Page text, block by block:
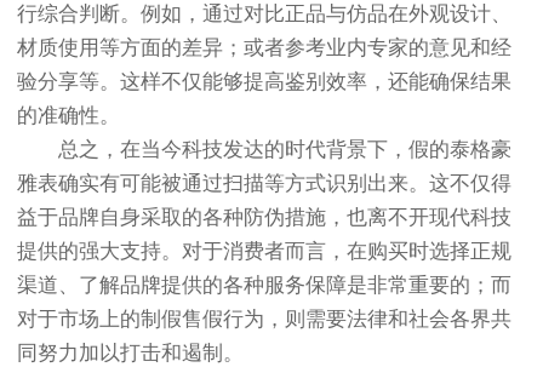
行综合判断。例如，通过对比正品与仿品在外观设计、
材质使用等方面的差异；或者参考业内专家的意见和经
验分享等。这样不仅能够提高鉴别效率，还能确保结果
的准确性。
总之，在当今科技发达的时代背景下，假的泰格豪
雅表确实有可能被通过扫描等方式识别出来。这不仅得
益于品牌自身采取的各种防伪措施，也离不开现代科技
提供的强大支持。对于消费者而言，在购买时选择正规
渠道、了解品牌提供的各种服务保障是非常重要的；而
对于市场上的制假售假行为，则需要法律和社会各界共
同努力加以打击和遏制。